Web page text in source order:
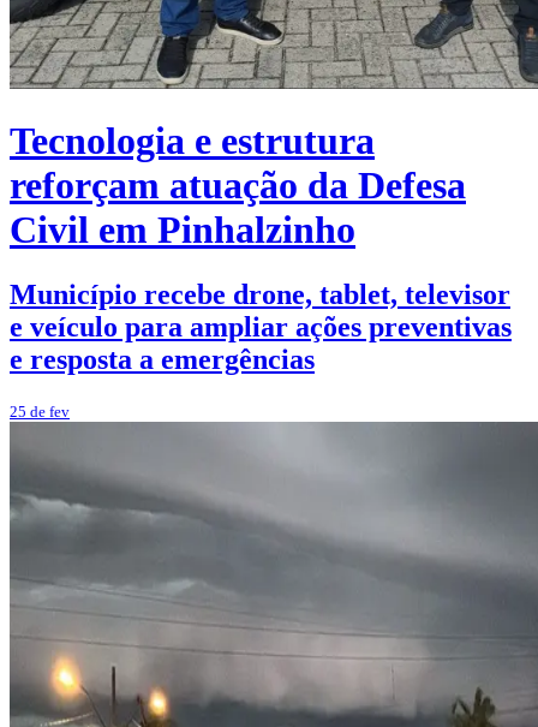
Tecnologia e estrutura
reforçam atuação da Defesa
Civil em Pinhalzinho
Município recebe drone, tablet, televisor
e veículo para ampliar ações preventivas
e resposta a emergências
25 de fev